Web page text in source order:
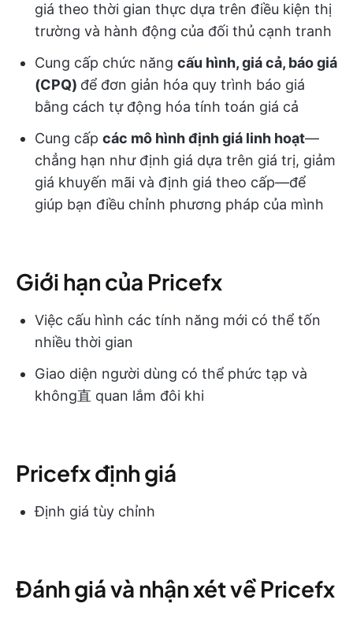
giá theo thời gian thực dựa trên điều kiện thị
trường và hành động của đối thủ cạnh tranh
Cung cấp chức năng cấu hình, giá cả, báo giá
(CPQ) để đơn giản hóa quy trình báo giá
bằng cách tự động hóa tính toán giá cả
Cung cấp các mô hình định giá linh hoạt—
chẳng hạn như định giá dựa trên giá trị, giảm
giá khuyến mãi và định giá theo cấp—để
giúp bạn điều chỉnh phương pháp của mình
Giới hạn của Pricefx
Việc cấu hình các tính năng mới có thể tốn
nhiều thời gian
Giao diện người dùng có thể phức tạp và
không直 quan lắm đôi khi
Pricefx định giá
Định giá tùy chỉnh
Đánh giá và nhận xét về Pricefx